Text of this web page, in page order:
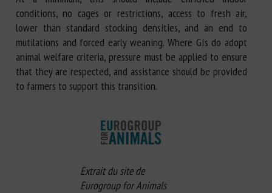
conditions, no cages or restrictions, access to fresh air,
lower than standard stocking densities, and an end to
mutilations and forced early weaning. Where GIs do adopt
animal welfare criteria, pressure must be applied to ensure
that they are respected, and assistance should be provided
to farmers to support this transition.
Extrait du site de
Eurogroup for Animals